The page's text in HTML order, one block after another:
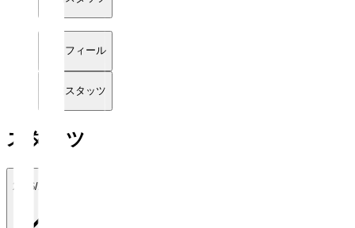
プロフィール
詳細スタッツ
スタッツ
2026/27